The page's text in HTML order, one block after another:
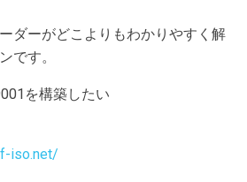
ダーがどこよりもわかりやすく解
です。
を構築したい
iso.net/